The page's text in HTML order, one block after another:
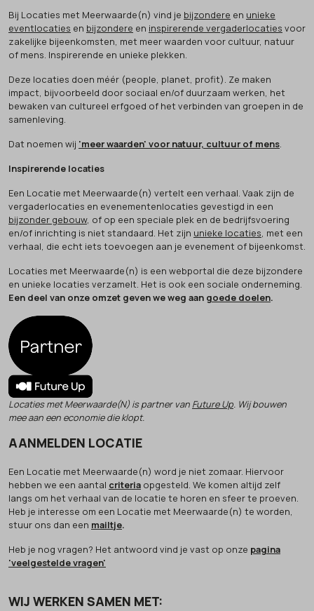
Bij Locaties met Meerwaarde(n) vind je bijzondere en unieke
eventlocaties en bijzondere en inspirerende vergaderlocaties voor
zakelijke bijeenkomsten, met meer waarden voor cultuur, natuur
of mens. Inspirerende en unieke plekken.
Deze locaties doen méér (people, planet, profit). Ze maken
impact, bijvoorbeeld door sociaal en/of duurzaam werken, het
bewaken van cultureel erfgoed of het verbinden van groepen in de
samenleving.
Dat noemen wij 'meer waarden' voor natuur, cultuur of mens.
Inspirerende locaties
Een Locatie met Meerwaarde(n) vertelt een verhaal. Vaak zijn de
vergaderlocaties en evenementenlocaties gevestigd in een
bijzonder gebouw, of op een speciale plek en de bedrijfsvoering
en/of inrichting is niet standaard. Het zijn unieke locaties, met een
verhaal, die echt iets toevoegen aan je evenement of bijeenkomst.
Locaties met Meerwaarde(n) is een webportal die deze bijzondere
en unieke locaties verzamelt. Het is ook een sociale onderneming.
Een deel van onze omzet geven we weg aan goede doelen.
Locaties met Meerwaarde(N) is partner van Future Up. Wij bouwen
mee aan een economie die klopt.
AANMELDEN LOCATIE
Een Locatie met Meerwaarde(n) word je niet zomaar. Hiervoor
hebben we een aantal criteria opgesteld. We komen altijd zelf
langs om het verhaal van de locatie te horen en sfeer te proeven.
Heb je interesse om een Locatie met Meerwaarde(n) te worden,
stuur ons dan een mailtje.
Heb je nog vragen? Het antwoord vind je vast op onze pagina
'veelgestelde vragen'
WIJ WERKEN SAMEN MET: